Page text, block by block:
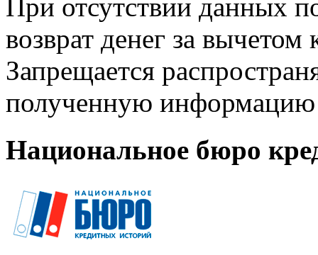
При отсутствии данных
возврат денег за
Запрещается
полученную информацию
Национальное бюро